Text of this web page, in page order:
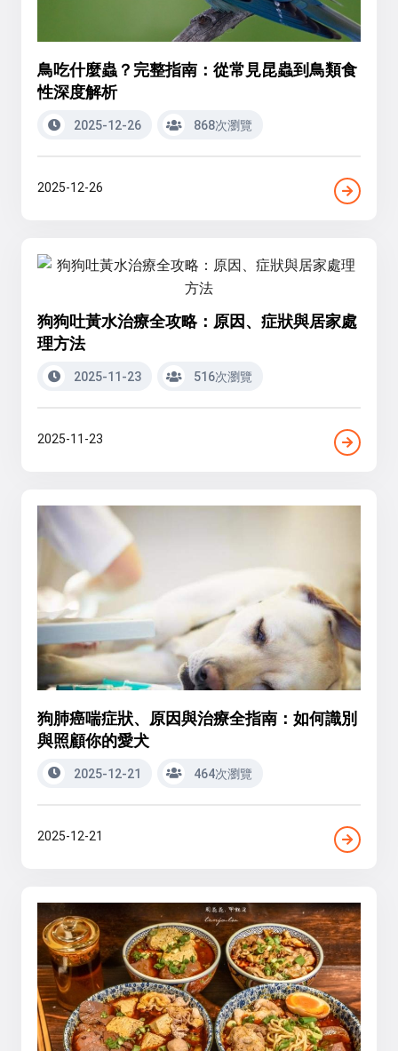
鳥吃什麼蟲？完整指南：從常見昆蟲到鳥類食
性深度解析
2025-12-26 868次瀏覽
2025-12-26
狗狗吐黃水治療全攻略：原因、症狀與居家處
理方法
2025-11-23 516次瀏覽
2025-11-23
狗肺癌喘症狀、原因與治療全指南：如何識別
與照顧你的愛犬
2025-12-21 464次瀏覽
2025-12-21